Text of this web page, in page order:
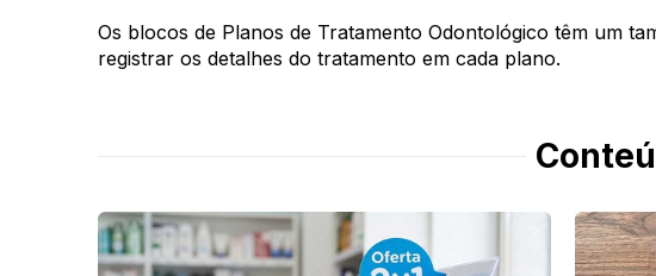
Os blocos de Planos de Tratamento Odontológico têm um
registrar os detalhes do tratamento em cada plano.